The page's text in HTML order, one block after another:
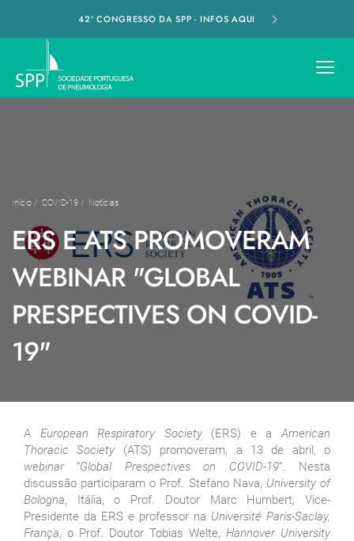
42º CONGRESSO DA SPP - INFOS AQUI
Início / COVID-19 / Notícias
ERS E ATS PROMOVERAM
WEBINAR "GLOBAL
PRESPECTIVES ON COVID-
19"
A European Respiratory Society(ERS) e aAmerican
Thoracic Society (ATS) promoveram, a 13 de abril, o
webinar“Global Prespectives on COVID-19”. Nesta
discussão participaram o Prof. Stefano Nava, University of
Bologna, Itália, o Prof. Doutor Marc Humbert, Vice-
Presidente da ERS e professor na Université Paris-Saclay,
França, o Prof. Doutor Tobias Welte, Hannover University